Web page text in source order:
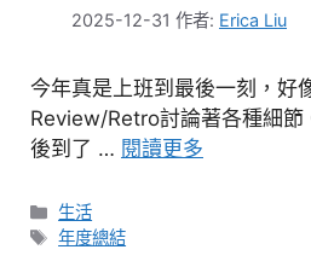
2025-12-31 作者: Erica Liu
今年真是上班到最後一刻，好
Review/Retro討論著各種細
後到了 … 閱讀更多
分
類
生活
標
年度總結